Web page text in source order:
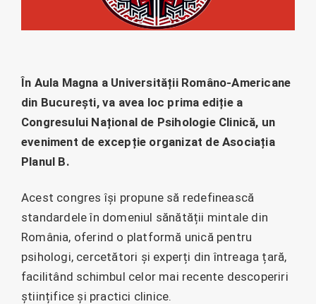
În Aula Magna a Universității Româno-Americane
din București, va avea loc prima ediție a
Congresului Național de Psihologie Clinică, un
eveniment de excepție organizat de Asociația
Planul B.
Acest congres își propune să redefinească
standardele în domeniul sănătății mintale din
România, oferind o platformă unică pentru
psihologi, cercetători și experți din întreaga țară,
facilitând schimbul celor mai recente descoperiri
științifice și practici clinice.